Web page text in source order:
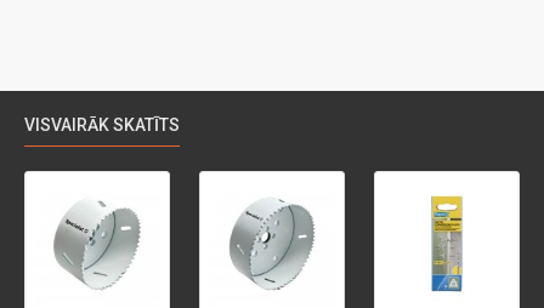
VISVAIRĀK SKATĪTS